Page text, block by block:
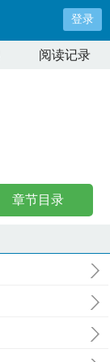
登录
阅读记录
章节目录